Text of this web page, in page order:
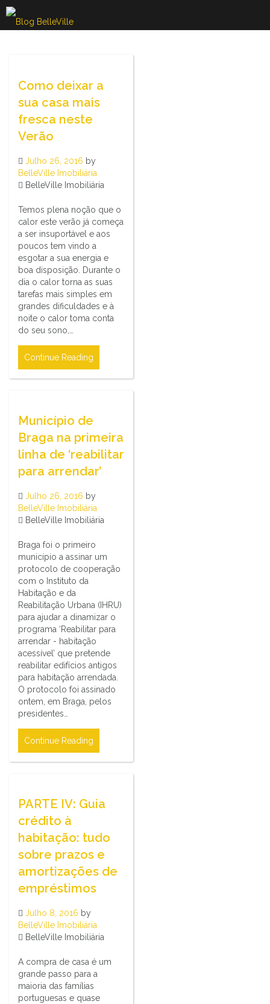
Skip
to
content
Como deixar a
sua casa mais
fresca neste
Verão
Julho 26, 2016 by
BelleVille Imobiliária
BelleVille Imobiliária
Temos plena noção que o
calor este verão já começa
a ser insuportável e aos
poucos tem vindo a
esgotar a sua energia e
boa disposição. Durante o
dia o calor torna as suas
tarefas mais simples em
grandes dificuldades e à
noite o calor toma conta
do seu sono,…
Continue Reading
Município de
Braga na primeira
linha de ‘reabilitar
para arrendar’
Julho 26, 2016 by
BelleVille Imobiliária
BelleVille Imobiliária
Braga foi o primeiro
município a assinar um
protocolo de cooperação
com o Instituto da
Habitação e da
Reabilitação Urbana (IHRU)
para ajudar a dinamizar o
programa ‘Reabilitar para
arrendar - habitação
acessível’ que pretende
reabilitar edifícios antigos
para habitação arrendada.
O protocolo foi assinado
ontem, em Braga, pelos
presidentes…
Continue Reading
PARTE IV: Guia
crédito à
habitação: tudo
sobre prazos e
amortizações de
empréstimos
Julho 8, 2016 by
BelleVille Imobiliária
BelleVille Imobiliária
A compra de casa é um
grande passo para a
maioria das famílias
portuguesas e quase